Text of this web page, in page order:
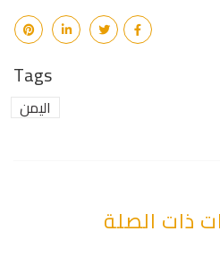
Tags
اليمن
ذات الصلة